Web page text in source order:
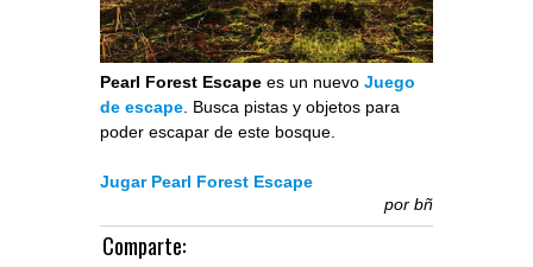
Pearl Forest Escape es un nuevo Juego
de escape. Busca pistas y objetos para
poder escapar de este bosque.
Jugar Pearl Forest Escape
por bñ
Comparte: